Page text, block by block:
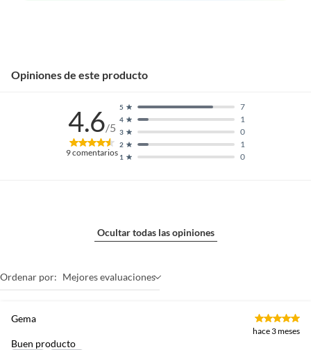
Opiniones de este producto
4.6/5
9comentarios 1 0
2 1
3 0
4 1
5 7
Ocultar todas las opiniones
Ordenar por: Mejores evaluaciones
Gema
hace 3 meses
Buen producto